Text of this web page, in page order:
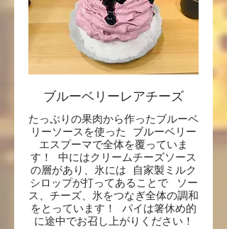
ブルーベリーレアチーズ
たっぷりの果肉から作ったブルーベ
リーソースを使った ブルーベリー
エスプーマで全体を覆っていま
す！ 中にはクリームチーズソース
の層があり、氷には 自家製ミルク
シロップが打ってあることで ソー
ス、チーズ、氷をつなぎ全体の調和
をとっています！ パイは箸休め的
に途中でお召し上がりください！